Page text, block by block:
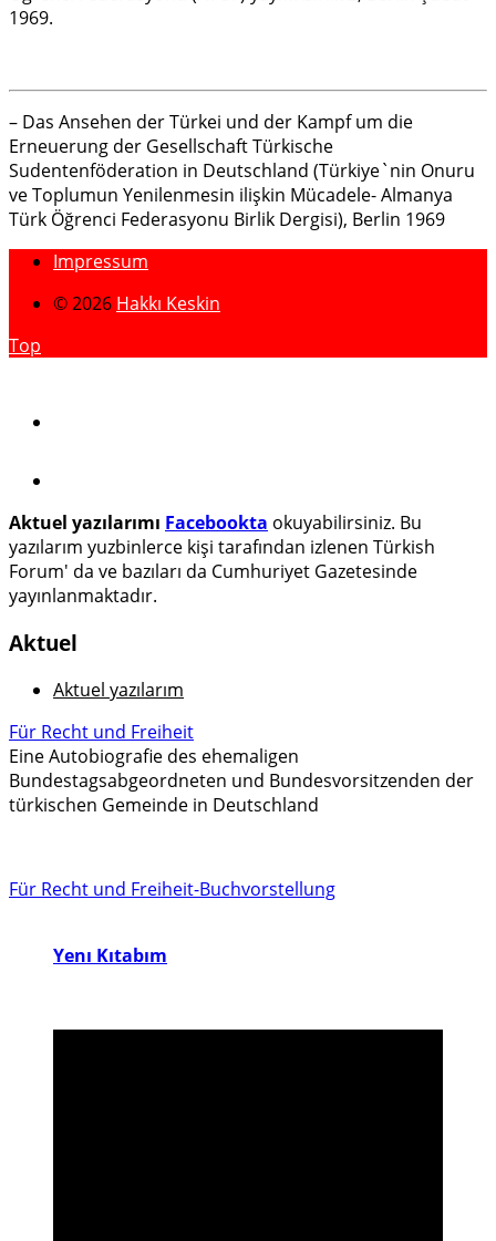
1969.
– Das Ansehen der Türkei und der Kampf um die
Erneuerung der Gesellschaft Türkische
Sudentenföderation in Deutschland (Türkiye`nin Onuru
ve Toplumun Yenilenmesin ilişkin Mücadele- Almanya
Türk Öğrenci Federasyonu Birlik Dergisi), Berlin 1969
Impressum
© 2026 Hakkı Keskin
Top
Aktuel yazılarımı Facebookta okuyabilirsiniz. Bu
yazılarım yuzbinlerce kişi tarafından izlenen Türkish
Forum' da ve bazıları da Cumhuriyet Gazetesinde
yayınlanmaktadır.
Aktuel
Aktuel yazılarım
Für Recht und Freiheit
Eine Autobiografie des ehemaligen
Bundestagsabgeordneten und Bundesvorsitzenden der
türkischen Gemeinde in Deutschland
Für Recht und Freiheit-Buchvorstellung
Yenı Kıtabım